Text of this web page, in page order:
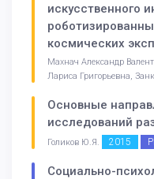
искусственного
космических
Махнач Александр
Лариса Григорьевна,
Основные
исследований
Голиков Ю.Я. 2015
Социально-